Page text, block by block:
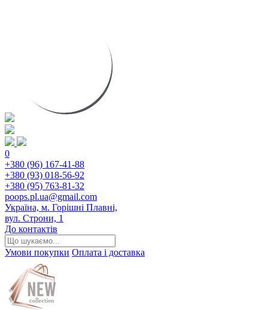
0
+380 (96) 167-41-88
+380 (93) 018-56-92
+380 (95) 763-81-32
poops.pl.ua@gmail.com
Україна, м. Горішні Плавні,
вул. Строни, 1
До контактів
Умови покупки Оплата і доставка